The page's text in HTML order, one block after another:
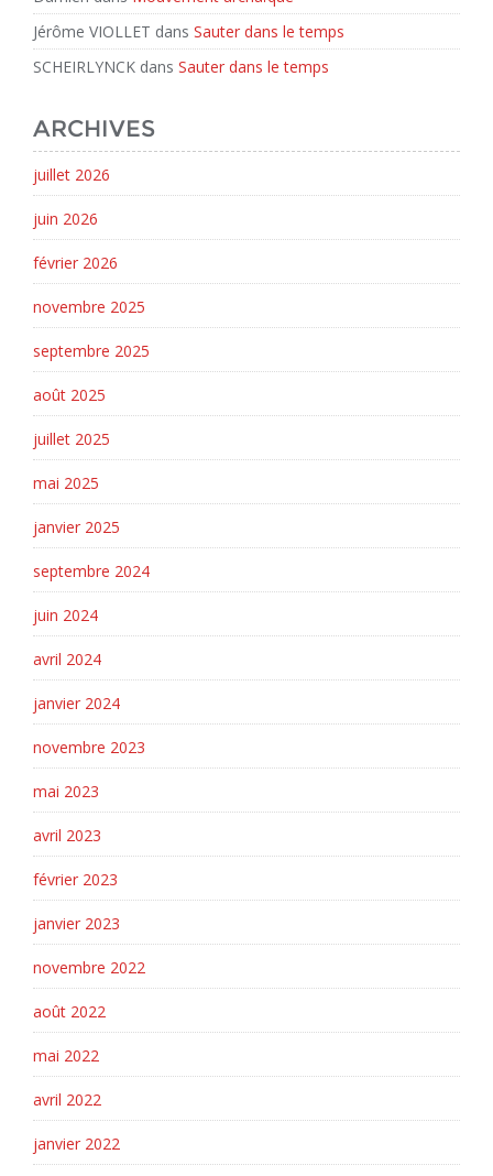
Jérôme VIOLLET dans Sauter dans le temps
SCHEIRLYNCK dans Sauter dans le temps
ARCHIVES
juillet 2026
juin 2026
février 2026
novembre 2025
septembre 2025
août 2025
juillet 2025
mai 2025
janvier 2025
septembre 2024
juin 2024
avril 2024
janvier 2024
novembre 2023
mai 2023
avril 2023
février 2023
janvier 2023
novembre 2022
août 2022
mai 2022
avril 2022
janvier 2022